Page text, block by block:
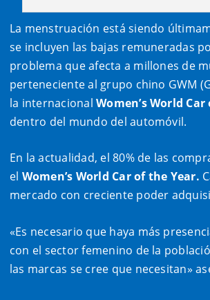
La menstruación está siendo
se incluyen las bajas remuneradas
problema que afecta a millones de
perteneciente al grupo chino GWM
la internacionalWomen’s World
dentro del mundo del automóvil.
En la actualidad, el 80% de las
el Women’s World Car of the Year.
mercado con creciente poder
«Es necesario que haya más
con el sector femenino de la
las marcas se cree que necesitan»